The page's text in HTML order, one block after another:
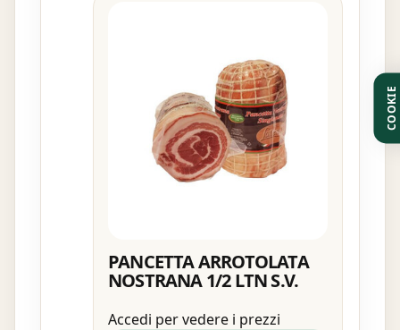
PANCETTA ARROTOLATA
NOSTRANA 1/2 LTN S.V.
Accedi per vedere i prezzi
COOKIE